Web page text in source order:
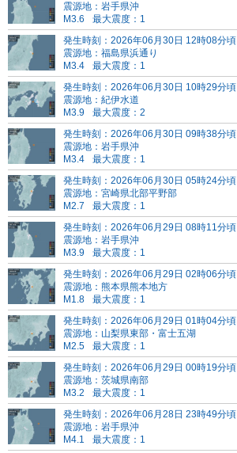
震源地：岩手県沖
M3.6
最大震度：1
発生時刻：2026年06月30日 12時08分頃
震源地：福島県浜通り
M3.4
最大震度：1
発生時刻：2026年06月30日 10時29分頃
震源地：紀伊水道
M3.9
最大震度：2
発生時刻：2026年06月30日 09時38分頃
震源地：岩手県沖
M3.4
最大震度：1
発生時刻：2026年06月30日 05時24分頃
震源地：宮崎県北部平野部
M2.7
最大震度：1
発生時刻：2026年06月29日 08時11分頃
震源地：岩手県沖
M3.9
最大震度：1
発生時刻：2026年06月29日 02時06分頃
震源地：熊本県熊本地方
M1.8
最大震度：1
発生時刻：2026年06月29日 01時04分頃
震源地：山梨県東部・富士五湖
M2.5
最大震度：1
発生時刻：2026年06月29日 00時19分頃
震源地：茨城県南部
M3.2
最大震度：1
発生時刻：2026年06月28日 23時49分頃
震源地：岩手県沖
M4.1
最大震度：1